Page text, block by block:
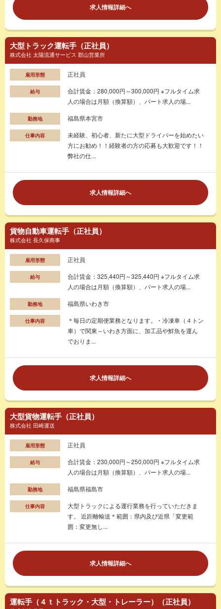
求人情報詳細へ
大型トラック運転手（正社員）
株式会社 太陽流通サービス 郡山営業所
雇用形態 正社員
給与
合計賃金：280,000円～300,000円 ※フルタイム求
人の場合は月額（換算額）、パート求人の場...
勤務地 福島県本宮市
仕事内容
未経験、初心者、新たに大型ドライバーを始めたい
方にお勧め！！経験者の方の応募も大歓迎です！！
弊社の仕...
求人情報詳細へ
貨物自動車運転手（正社員）
株式会社 長久保商事
雇用形態 正社員
給与
合計賃金：325,440円～325,440円 ※フルタイム求
人の場合は月額（換算額）、パート求人の場...
勤務地 福島県いわき市
仕事内容
＊毎日の定期便業務となります。・冷凍車（４トン
車）で関東～いわき方面に、加工品や鮮魚を運ん
でおりま...
求人情報詳細へ
大型貨物運転手（正社員）
株式会社 田崎運送
雇用形態 正社員
給与
合計賃金：230,000円～250,000円 ※フルタイム求
人の場合は月額（換算額）、パート求人の場...
勤務地 福島県福島市
仕事内容
大型トラックによる運行業務を行っていただきま
す。 近距離輸送＊範囲：県内及び近県「変更範
囲：変更無し...
求人情報詳細へ
運転手（４ｔトラック・大型・トレーラー）（正社員）